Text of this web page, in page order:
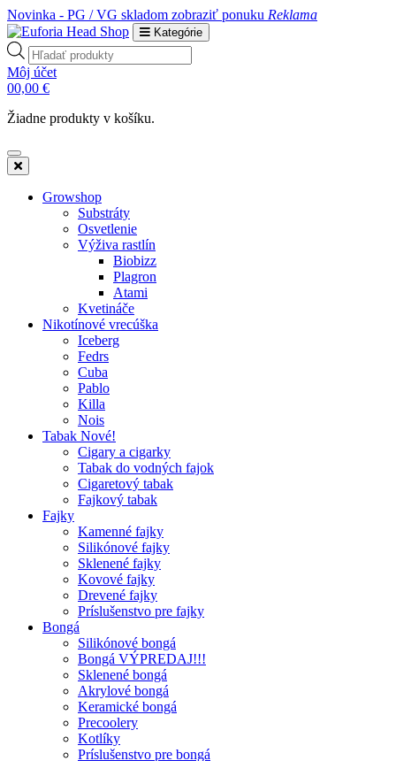
Novinka - PG / VG skladom zobraziť ponuku Reklama
Kategórie
Products
search
Môj účet
00,00 €
Žiadne produkty v košíku.
Growshop
Substráty
Osvetlenie
Výživa rastlín
Biobizz
Plagron
Atami
Kvetináče
Nikotínové vrecúška
Iceberg
Fedrs
Cuba
Pablo
Killa
Nois
Tabak Nové!
Cigary a cigarky
Tabak do vodných fajok
Cigaretový tabak
Fajkový tabak
Fajky
Kamenné fajky
Silikónové fajky
Sklenené fajky
Kovové fajky
Drevené fajky
Príslušenstvo pre fajky
Bongá
Silikónové bongá
Bongá VÝPREDAJ!!!
Sklenené bongá
Akrylové bongá
Keramické bongá
Precoolery
Kotlíky
Príslušenstvo pre bongá